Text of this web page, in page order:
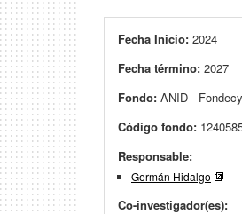
Fecha Inicio: 2024
Fecha término: 2027
Fondo: ANID -
Código fondo:
Responsable:
Germán Hidalgo
Co-investigador(es):